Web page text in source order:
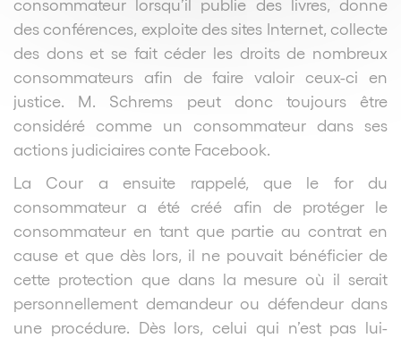
consommateur lorsqu’il publie des livres, donne
des conférences, exploite des sites Internet, collecte
des dons et se fait céder les droits de nombreux
consommateurs afin de faire valoir ceux-ci en
justice.
M. Schrems peut donc toujours être
considéré comme un consommateur dans ses
actions judiciaires conte Facebook.
La Cour a ensuite rappelé, que le for du
consommateur a été créé afin de protéger le
consommateur en tant que partie au contrat en
cause et que dès lors, il ne pouvait bénéficier de
cette protection que dans la mesure où il serait
personnellement demandeur ou défendeur dans
une procédure. Dès lors, celui qui n’est pas lui-